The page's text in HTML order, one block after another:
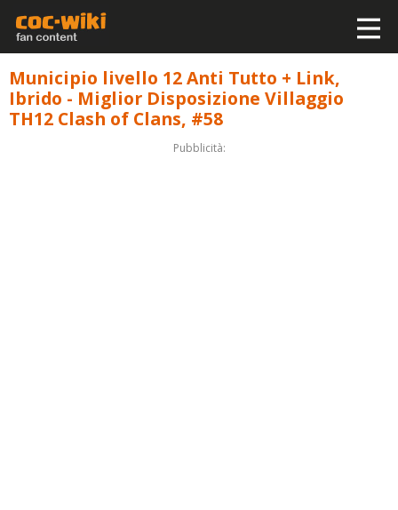
Municipio livello 12 Anti Tutto + Link,
Ibrido - Miglior Disposizione Villaggio
TH12 Clash of Clans, #58
Pubblicità: